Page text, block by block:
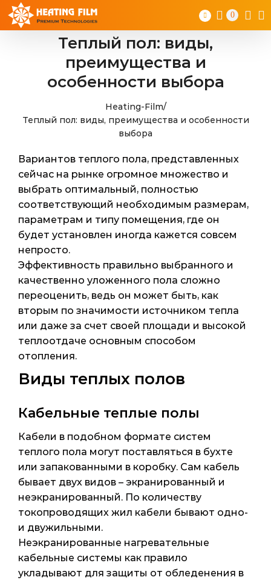
Skip
0
Теплый пол: виды,
преимущества и
особенности выбора
Heating-Film/
Теплый пол: виды, преимущества и особенности
выбора
Вариантов теплого пола, представленных
сейчас на рынке огромное множество и
выбрать оптимальный, полностью
соответствующий необходимым размерам,
параметрам и типу помещения, где он
будет установлен иногда кажется совсем
непросто.
Эффективность правильно выбранного и
качественно уложенного пола сложно
переоценить, ведь он может быть, как
вторым по значимости источником тепла
или даже за счет своей площади и высокой
теплоотдаче основным способом
отопления.
Виды теплых полов
Кабельные теплые полы
Кабели в подобном формате систем
теплого пола могут поставляться в бухте
или запакованными в коробку. Сам кабель
бывает двух видов – экранированный и
неэкранированный. По количеству
токопроводящих жил кабели бывают одно-
и двужильными.
Неэкранированные нагревательные
кабельные системы как правило
укладывают для защиты от обледенения в